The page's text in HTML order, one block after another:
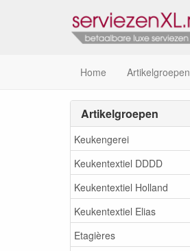
Home Artikelgroepen
Artikelgroepen
Keukengerei
Keukentextiel DDDD
Keukentextiel Holland
Keukentextiel Elias
Etagières